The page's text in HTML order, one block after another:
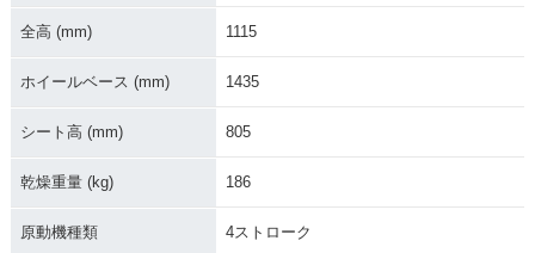
全高 (mm) 1115
ホイールベース (mm) 1435
シート高 (mm) 805
乾燥重量 (kg) 186
原動機種類 4ストローク